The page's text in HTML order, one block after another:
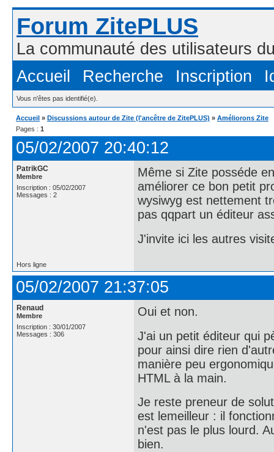
Forum ZitePLUS
La communauté des utilisateurs
Accueil
Recherche Inscription
Vous n'êtes pas identifié(e).
Accueil » Discussions autour de Zite (l'ancêtre de ZitePLUS) » Améliorons Zite
Pages : 1
05/02/2007 20:40:12
PatrikGC
Membre
Inscription : 05/02/2007
Messages : 2
Même si Zite posséde
améliorer ce bon petit
wysiwyg est nettement
pas qqpart un éditeur
J'invite ici les autres
Hors ligne
05/02/2007 21:37:05
Renaud
Membre
Inscription : 30/01/2007
Messages : 306
Oui et non.
J'ai un petit éditeur qui
pour ainsi dire rien
manière peu
HTML à la main.
Je reste preneur de
est lemeilleur : il
n'est pas le plus lourd.
bien.